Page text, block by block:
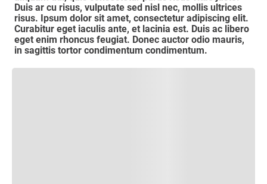
Duis ar cu risus, vulputate sed nisl nec, mollis ultrices
risus. Ipsum dolor sit amet, consectetur adipiscing elit.
Curabitur eget iaculis ante, et lacinia est. Duis ac libero
eget enim rhoncus feugiat. Donec auctor odio mauris,
in sagittis tortor condimentum condimentum.